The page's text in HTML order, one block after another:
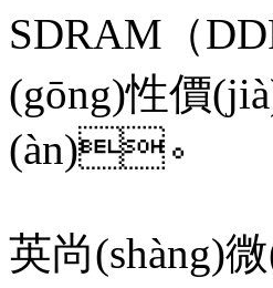
SDRAM（
(gōng)性價
(àn)。
英尚(shàng)